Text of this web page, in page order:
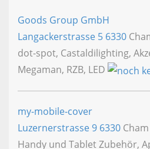
Goods Group GmbH
Langackerstrasse 5 6330
dot-spot, Castaldilighting,
Megaman, RZB, LED
my-mobile-cover
Luzernerstrasse 9 6330 Cham
Handy und Tablet Zubehör,